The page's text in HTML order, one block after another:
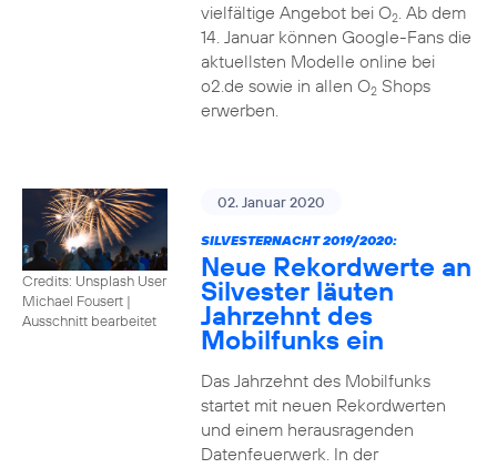
vielfältige Angebot bei O2. Ab dem
14. Januar können Google-Fans die
aktuellsten Modelle online bei
o2.de sowie in allen O2Shops
erwerben.
Credits: Unsplash User
Michael Fousert |
Ausschnitt bearbeitet
02. Januar 2020
SILVESTERNACHT 2019/2020:
Neue Rekordwerte an
Silvester läuten
Jahrzehnt des
Mobilfunks ein
Das Jahrzehnt des Mobilfunks
startet mit neuen Rekordwerten
und einem herausragenden
Datenfeuerwerk. In der